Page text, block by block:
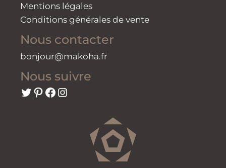
Mentions légales
Conditions générales de vente
Nous contacter
bonjour@makoha.fr
Nous suivre
Twitter
Pinterest
Facebook
Instagram